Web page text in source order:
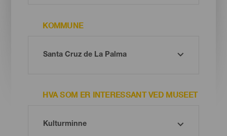
KOMMUNE
HVA SOM ER INTERESSANT VED MUSEET